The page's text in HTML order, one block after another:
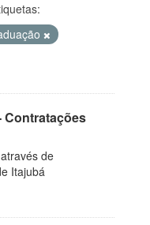
Contratações
de
Itajubá